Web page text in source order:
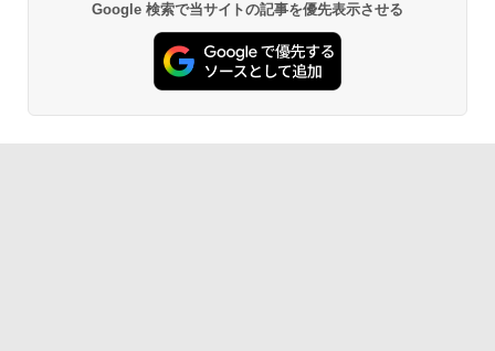
Google 検索で当サイトの記事を優先表示させる